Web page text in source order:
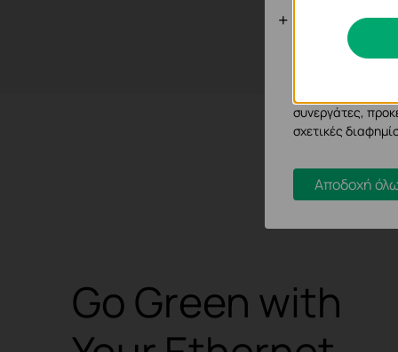
Go Green with
Cookies
Τα cookie
συνεργάτες,
σχετικές
Αποδοχή